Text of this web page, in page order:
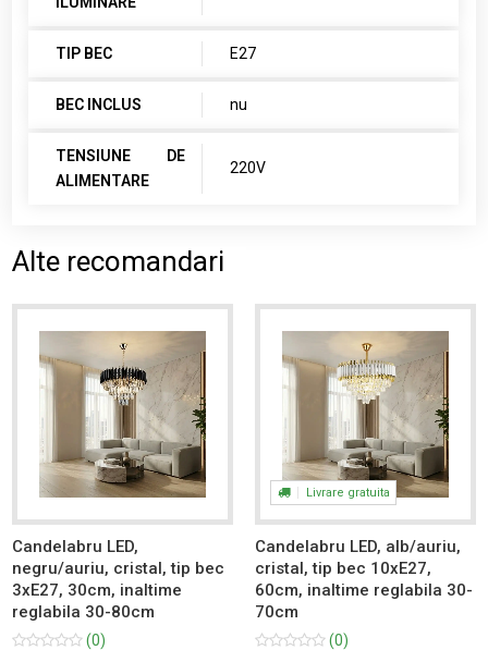
TIP BEC E27
BEC INCLUS nu
TENSIUNE DE
ALIMENTARE
220V
Alte recomandari
Candelabru LED,
negru/auriu, cristal, tip bec
3xE27, 30cm, inaltime
reglabila 30-80cm
(0)
Livrare gratuita
Candelabru LED, alb/auriu,
cristal, tip bec 10xE27,
60cm, inaltime reglabila 30-
70cm
(0)